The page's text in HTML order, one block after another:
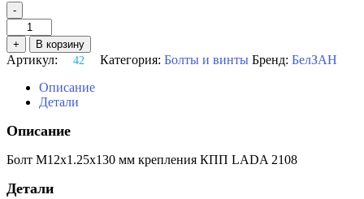
-
Количество
товара
Болт
М12х1.25х130
крепления
LADA
БелЗАН
+ В корзину
Артикул: 42 Категория: Болты и винты Бренд: БелЗАН
Описание
Детали
Описание
Болт М12х1.25х130 мм крепления КПП LADA 2108
Детали